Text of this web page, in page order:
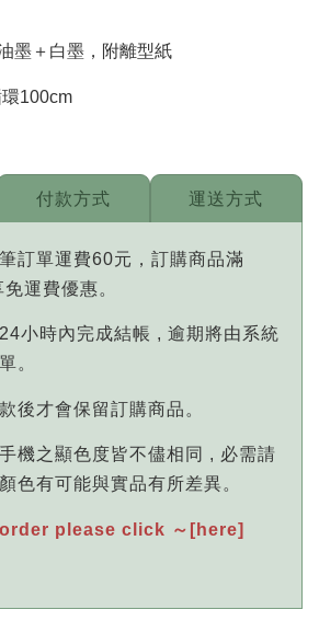
墨＋白墨，附離型紙
100cm
訂單運費60元，訂購商品滿
運費優惠。
小時內完成結帳 , 逾期將由系統
。
後才會保留訂購商品。
機之顯色度皆不儘相同 , 必需請
色有可能與實品有所差異。
please click ～[here]
付款方式 運送方式